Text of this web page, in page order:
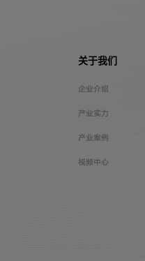
关于我们
企业介绍
产业实力
产业案例
视频中心